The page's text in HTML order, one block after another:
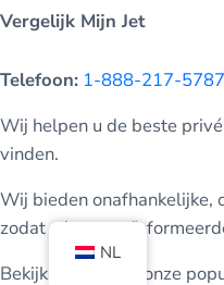
Vergelijk Mijn Jet
Telefoon: 1-888-217-5787
Wij helpen u de beste
vinden.
Wij bieden onafhankelijke,
zodat u beter
Bekijk enkele van onze
NL